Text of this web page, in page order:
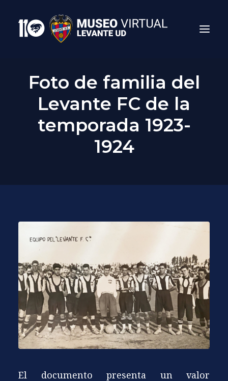
Search
Foto de familia del
Levante FC de la
temporada 1923-
1924
El documento presenta un valor